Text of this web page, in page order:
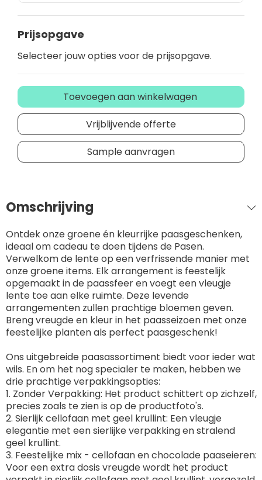
Prijsopgave
Selecteer jouw opties voor de prijsopgave.
Toevoegen aan winkelwagen
Vrijblijvende offerte
Sample aanvragen
Omschrijving
Ontdek onze groene én kleurrijke paasgeschenken,
ideaal om cadeau te doen tijdens de Pasen.
Verwelkom de lente op een verfrissende manier met
onze groene items. Elk arrangement is feestelijk
opgemaakt in de paassfeer en voegt een vleugje
lente toe aan elke ruimte. Deze levende
arrangementen zullen prachtige bloemen geven.
Breng vreugde en kleur in het paasseizoen met onze
feestelijke planten als perfect paasgeschenk!
Ons uitgebreide paasassortiment biedt voor ieder wat
wils. En om het nog specialer te maken, hebben we
drie prachtige verpakkingsopties:
1. Zonder Verpakking: Het product schittert op zichzelf,
precies zoals te zien is op de productfoto's.
2. Sierlijk cellofaan met geel krullint: Een vleugje
elegantie met een sierlijke verpakking en stralend
geel krullint.
3. Feestelijke mix - cellofaan en chocolade paaseieren:
Voor een extra dosis vreugde wordt het product